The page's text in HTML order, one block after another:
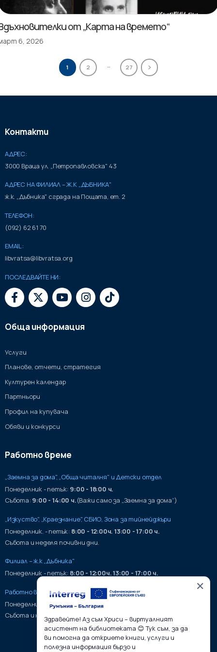
от „Карта на времето“
6, 2026
1 2 … 27
Контакти
АДРЕС:
3000 Враца ул. „Петропавловска" 43
АДРЕС НА ФИЛИАЛ – Ж.К „ДЪБНИКА"
ж.к. „Дъбника" сграда на Пощата, ет. 2
ТЕЛЕФОН:
(092) 62 61 70
EMAIL:
libvratsa@libvratsa.org
ПОСЛЕДВАЙТЕ НИ:
Обща информация
Услуги
Планове, отчети, стратегия
Културен календар
Партньори
Профил на купувача
Обяви и конкурси
Работно време
„Заемна за дома", „Обща читалня" и Детски отдел
Понеделник - петък: 9:00 - 18:00 ч.
Събота: 9:00 - 14:00 ч.(Важи само за „Заемна за дома“)
„Изкуство", „Краезнание", СБИО, Зона за тийнейджъри
Понеделник. - петък: 8:00 - 12:00ч. 13:00 - 17:00 ч.
Събота и неделя почивни дни.
Филиал – ж.к „Дъбника"
Понеделник - петък: 8:00 - 12:00ч. 13:00 - 17:00 ч.
Работно време на хранилища:
Понеделник - петък:9:00 - 17:00ч.
Събота и неделя почивни дни.
✕
Здравейте! Аз съм Хриси – виртуалният
асистент на библиотеката 😊 Тук съм, за да
ви помогна да откриете книги, услуги и
полезна информация бързо и